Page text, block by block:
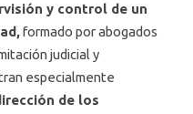
y control de un
formado por abogados
judicial y
especialmente
de los